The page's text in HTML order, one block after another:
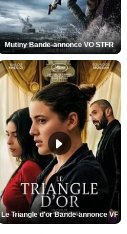
Mutiny Bande-annonce VO STFR
Le Triangle d'or Bande-annonce VF